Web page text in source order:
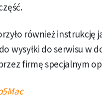
również instrukcję
wysyłki do serwisu w
firmę specjalnym